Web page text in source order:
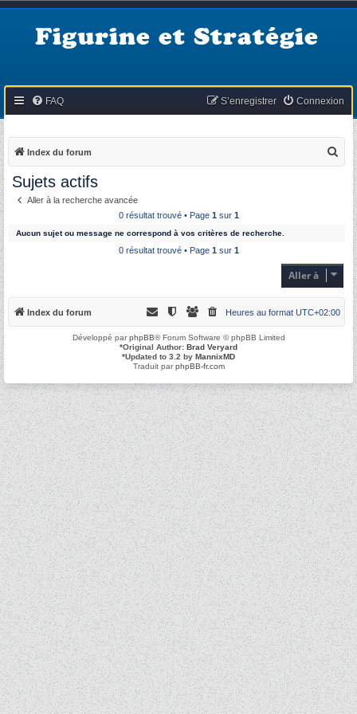
Figurine et Stratégie
FAQ Connexion
S’enregistrer
Index du forum
c
Sujets actifs
Aller à la recherche avancée
0 résultat trouvé • Page 1 sur 1
Aucun sujet ou message ne correspond à vos critères de recherche.
0 résultat trouvé • Page 1 sur 1
Aller à
Index du forum Heures au format UTC+02:00
Développé parphpBB® Forum Software © phpBB Limited
*Original Author: Brad Veryard
*Updated to 3.2 by MannixMD
Traduit parphpBB-fr.com